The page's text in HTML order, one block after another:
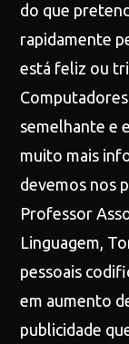
do que
rapidamente
está feliz ou
semelhante e
muito mais
devemos nos
Professor
Linguagem,
pessoais
em aumento
publicidade